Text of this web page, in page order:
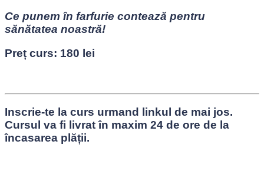
Ce punem în farfurie contează pentru
sănătatea noastră!
Preț curs: 180 lei
Inscrie-te la curs urmand linkul de mai jos.
Cursul va fi livrat în maxim 24 de ore de la
încasarea plății.